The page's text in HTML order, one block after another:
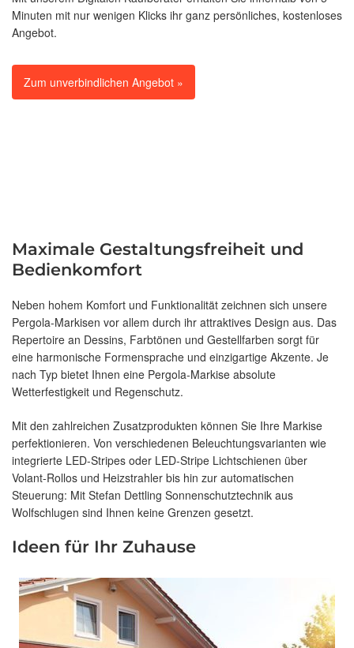
Minuten mit nur wenigen Klicks ihr ganz persönliches, kostenloses
Angebot.
Zum unverbindlichen Angebot »
Maximale Gestaltungsfreiheit und
Bedienkomfort
Neben hohem Komfort und Funktionalität zeichnen sich unsere
Pergola-Markisen vor allem durch ihr attraktives Design aus. Das
Repertoire an Dessins, Farbtönen und Gestellfarben sorgt für
eine harmonische Formensprache und einzigartige Akzente. Je
nach Typ bietet Ihnen eine Pergola-Markise absolute
Wetterfestigkeit und Regenschutz.
Mit den zahlreichen Zusatzprodukten können Sie Ihre Markise
perfektionieren. Von verschiedenen Beleuchtungsvarianten wie
integrierte LED-Stripes oder LED-Stripe Lichtschienen über
Volant-Rollos und Heizstrahler bis hin zur automatischen
Steuerung: Mit Stefan Dettling Sonnenschutztechnik aus
Wolfschlugen sind Ihnen keine Grenzen gesetzt.
Ideen für Ihr Zuhause